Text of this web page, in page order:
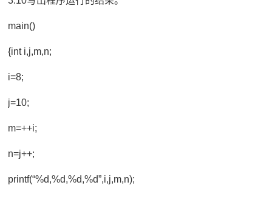
main()
{int i,j,m,n;
i=8;
j=10;
m=++i;
n=j++;
printf(“%d,%d,%d,%d”,i,j,m,n);